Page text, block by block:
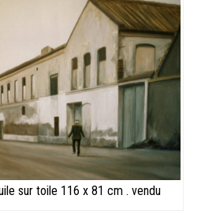
sur toile 116 x 81 cm . vendu